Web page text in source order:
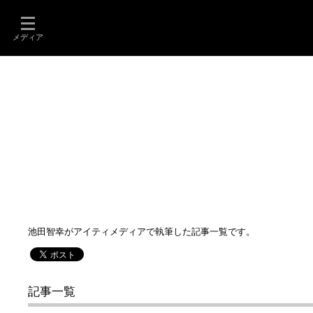
メディア
池田智幸がアイティメディアで執筆した記事一覧です。
記事一覧